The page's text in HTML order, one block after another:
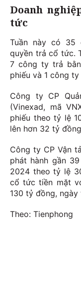
Doanh
tức
Tuần này có 35
quyền trả cổ tức.
7 công ty trả
phiếu và 1 công
Công ty CP
(Vinexad, mã
phiếu theo tỷ lệ
lên hơn 32 tỷ
Công ty CP Vận
phát hành gần
2024 theo tỷ lệ
cổ tức tiền mặt
130 tỷ đồng,
Theo: Tienphong